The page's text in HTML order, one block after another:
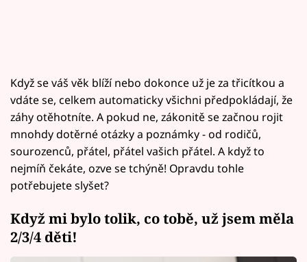
Když se váš věk blíží nebo dokonce už je za třicítkou a
vdáte se, celkem automaticky všichni předpokládají, že
záhy otěhotníte. A pokud ne, zákonitě se začnou rojit
mnohdy dotěrné otázky a poznámky - od rodičů,
sourozenců, přátel, přátel vašich přátel. A když to
nejmíň čekáte, ozve se tchýně! Opravdu tohle
potřebujete slyšet?
Když mi bylo tolik, co tobě, už jsem měla
2/3/4 děti!